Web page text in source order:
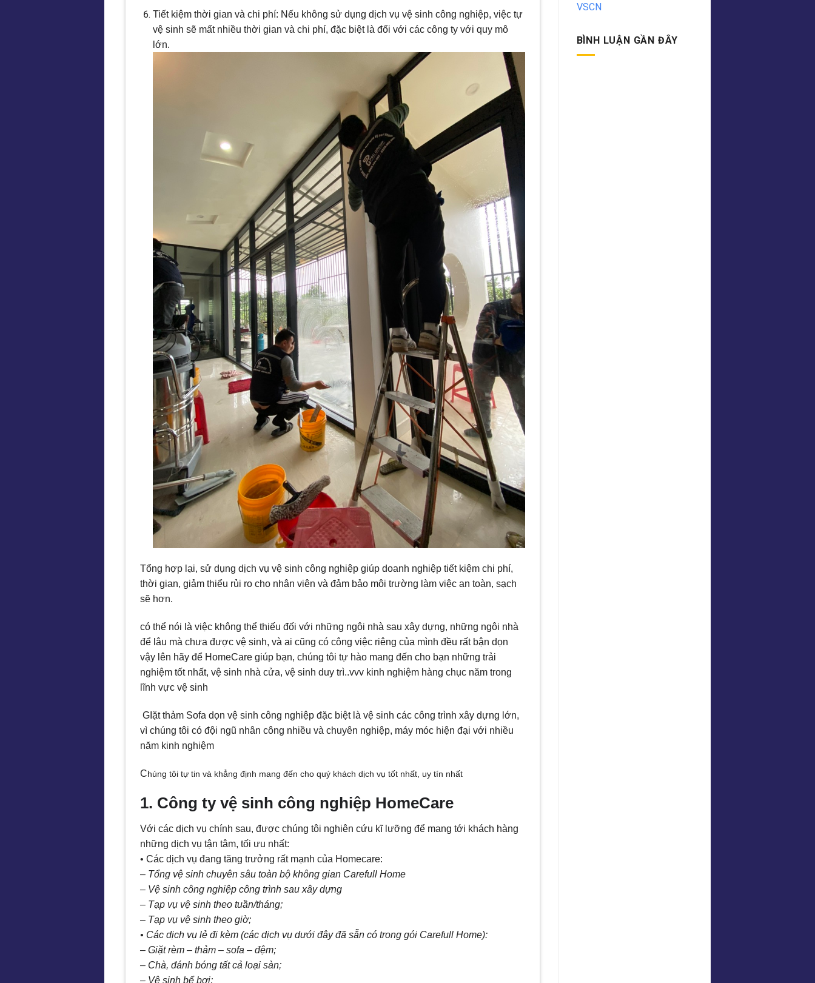
Tiết kiệm thời gian và chi phí: Nếu không sử dụng dịch vụ vệ sinh công nghiệp, việc tự
vệ sinh sẽ mất nhiều thời gian và chi phí, đặc biệt là đối với các công ty với quy mô
lớn.
Tổng hợp lại, sử dụng dịch vụ vệ sinh công nghiệp giúp doanh nghiệp tiết kiệm chi phí,
thời gian, giảm thiểu rủi ro cho nhân viên và đảm bảo môi trường làm việc an toàn, sạch
sẽ hơn.
có thể nói là việc không thể thiếu đối với những ngôi nhà sau xây dựng, những ngôi nhà
để lâu mà chưa được vệ sinh, và ai cũng có công việc riêng của mình đều rất bận dọn
vậy lên hãy để HomeCare giúp bạn, chúng tôi tự hào mang đến cho bạn những trải
nghiệm tốt nhất, vệ sinh nhà cửa, vệ sinh duy trì..vvv kinh nghiệm hàng chục năm trong
lĩnh vực vệ sinh
GIặt thảm Sofa dọn vệ sinh công nghiệp đặc biệt là vệ sinh các công trình xây dựng lớn,
vì chúng tôi có đội ngũ nhân công nhiều và chuyên nghiệp, máy móc hiện đại với nhiều
năm kinh nghiệm
Chúng tôi tự tin và khẳng định mang đến cho quý khách dịch vụ tốt nhất, uy tín nhất
1. Công ty vệ sinh công nghiệp HomeCare
Với các dịch vụ chính sau, được chúng tôi nghiên cứu kĩ lưỡng để mang tới khách hàng
những dịch vụ tận tâm, tối ưu nhất:
• Các dịch vụ đang tăng trưởng rất mạnh của Homecare:
– Tổng vệ sinh chuyên sâu toàn bộ không gian Carefull Home
– Vệ sinh công nghiệp công trình sau xây dựng
– Tạp vụ vệ sinh theo tuần/tháng;
– Tạp vụ vệ sinh theo giờ;
• Các dịch vụ lẻ đi kèm (các dịch vụ dưới đây đã sẵn có trong gói Carefull Home):
– Giặt rèm – thảm – sofa – đệm;
– Chà, đánh bóng tất cả loại sàn;
– Vệ sinh bể bơi;
VSCN
BÌNH LUẬN GẦN ĐÂY